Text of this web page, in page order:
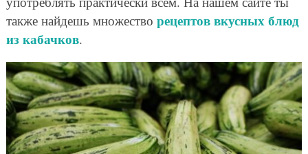
также найдешь множество рецептов вкусных блюд
из кабачков.